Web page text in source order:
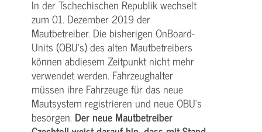
In der Tschechischen Republik wechselt
zum 01. Dezember 2019 der
Mautbetreiber. Die bisherigen On­Board­
Units (OBU’s) des alten Mautbetreibers
können abdiesem Zeitpunkt nicht mehr
verwendet werden. Fahrzeughalter
müssen ihre Fahrzeuge für das neue
Mautsystem registrieren und neue OBU‘s
besorgen. Der neue Mautbetreiber